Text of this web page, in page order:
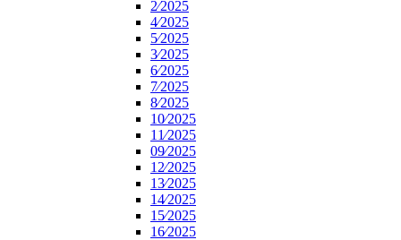
2⁄2025
4⁄2025
5⁄2025
3⁄2025
6⁄2025
7⁄2025
8⁄2025
10⁄2025
11⁄2025
09⁄2025
12⁄2025
13⁄2025
14⁄2025
15⁄2025
16⁄2025